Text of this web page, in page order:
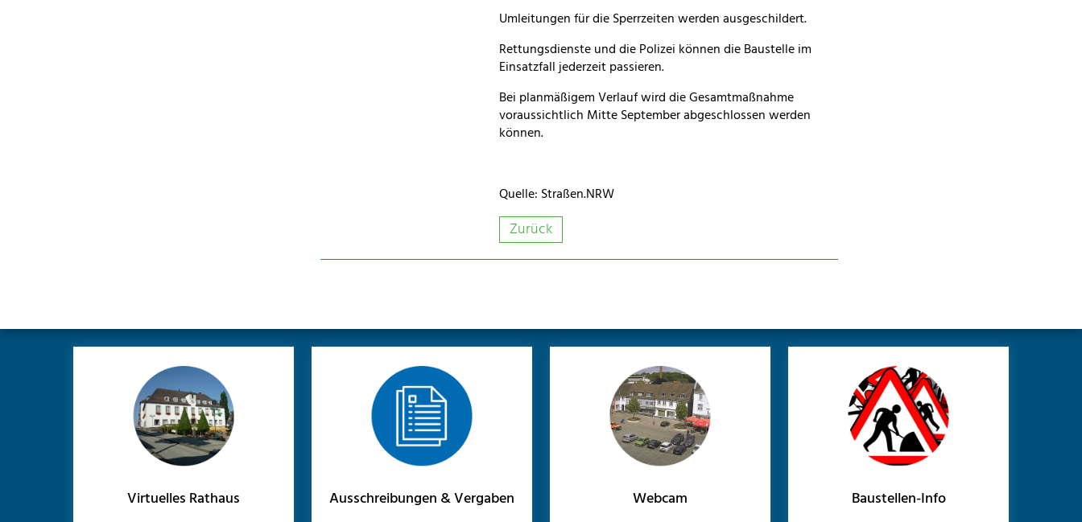
Umleitungen für die Sperrzeiten werden ausgeschildert.
Rettungsdienste und die Polizei können die Baustelle im
Einsatzfall jederzeit passieren.
Bei planmäßigem Verlauf wird die Gesamtmaßnahme
voraussichtlich Mitte September abgeschlossen werden
können.
Quelle: Straßen.NRW
Zurück
Virtuelles Rathaus Ausschreibungen & Vergaben Webcam Baustellen-Info